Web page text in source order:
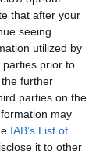
that after your
seeing
utilized by
parties prior to
further
parties on the
may
IAB’s List of
it to other
negociación.
ahí. Vox acusa
sus líderes
por su
como
poder del que